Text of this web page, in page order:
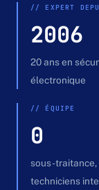
Devis gratuit
// EXPERT
2006
20 ans en
électronique
// ÉQUIPE
0
sous-traitance,
techniciens